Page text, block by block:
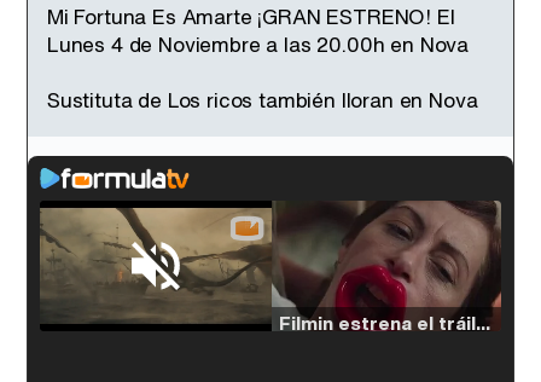
Mi Fortuna Es Amarte ¡GRAN ESTRENO! El
Lunes 4 de Noviembre a las 20.00h en Nova
Sustituta de Los ricos también lloran en Nova
Loaded:
Filmin estrena el tráiler de 'Millennial Mal', su nueva comedia universitaria de la mano de Lorena Iglesias